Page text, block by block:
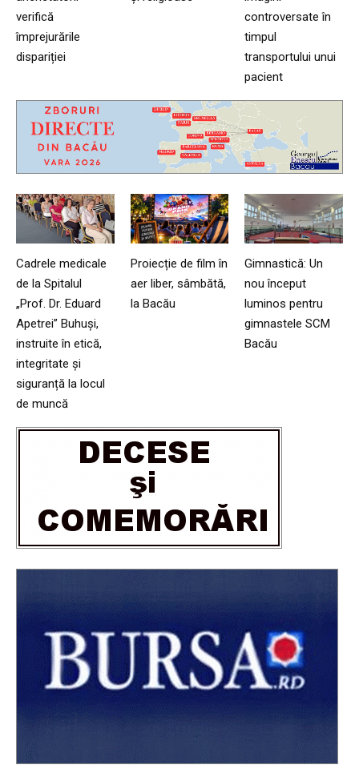
verifică
împrejurările
dispariției
controversate în
timpul
transportului unui
pacient
Cadrele medicale
de la Spitalul
„Prof. Dr. Eduard
Apetrei” Buhuși,
instruite în etică,
integritate și
siguranță la locul
de muncă
Proiecție de film în
aer liber, sâmbătă,
la Bacău
Gimnastică: Un
nou început
luminos pentru
gimnastele SCM
Bacău